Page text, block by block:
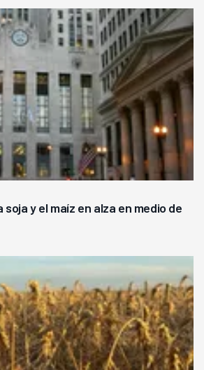
y el maíz en alza en medio de